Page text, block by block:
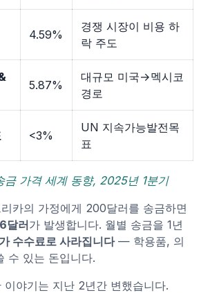
4.59%
경쟁 시장이 비용 하
락 주도
5.87%
대규모 미국→멕시코
경로
<3%
UN 지속가능발전목
표
금 가격 세계 동향, 2025년 1분기
카의 가정에게 200달러를 송금하면
달러가 발생합니다. 월별 송금을 1년
수수료로 사라집니다— 학용품, 의
수 있는 돈입니다.
이야기는 지난 2년간 변했습니다.